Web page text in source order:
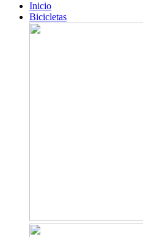
Inicio
Bicicletas